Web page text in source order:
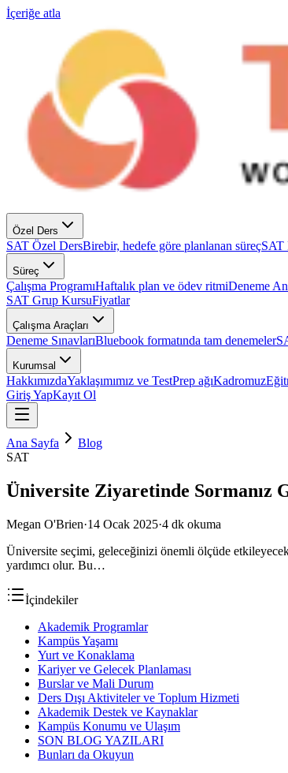
İçeriğe atla
Özel Ders
SAT Özel DersBirebir, hedefe göre planlanan süreçSAT
Süreç
Çalışma ProgramıHaftalık plan ve ödev ritmiDeneme
SAT Grup KursuFiyatlar
Çalışma Araçları
Deneme SınavlarıBluebook formatında tam denemeler
Kurumsal
HakkımızdaYaklaşımımız ve TestPrep ağıKadromuz
Giriş YapKayıt Ol
Ana Sayfa
Blog
SAT
Üniversite Ziyaretinde Sormanız
Megan O'Brien·14 Ocak 2025·4 dk okuma
Üniversite seçimi, geleceğinizi önemli ölçüde
yardımcı olur. Bu…
İçindekiler
Akademik Programlar
Kampüs Yaşamı
Yurt ve Konaklama
Kariyer ve Gelecek Planlaması
Burslar ve Mali Durum
Ders Dışı Aktiviteler ve Toplum Hizmeti
Akademik Destek ve Kaynaklar
Kampüs Konumu ve Ulaşım
SON BLOG YAZILARI
Bunları da Okuyun